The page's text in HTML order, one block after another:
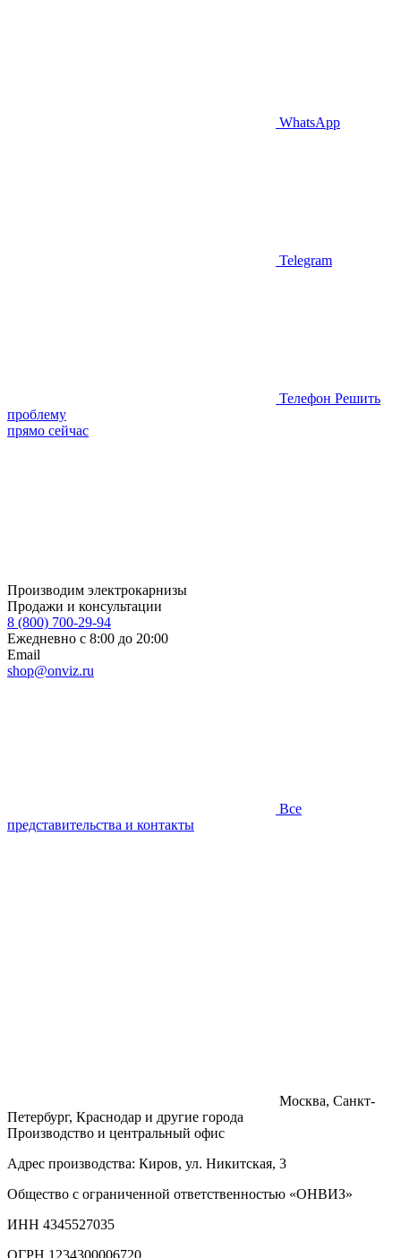
WhatsApp
Telegram
Телефон Решить
проблему
прямо сейчас
Производим электрокарнизы
Продажи и консультации
8 (800) 700-29-94
Ежедневно с 8:00 до 20:00
Email
shop@onviz.ru
Все
представительства и контакты
Москва, Санкт-
Петербург, Краснодар и другие города
Производство и центральный офис
Адрес производства: Киров, ул. Никитская, 3
Общество с ограниченной ответственностью «ОНВИЗ»
ИНН 4345527035